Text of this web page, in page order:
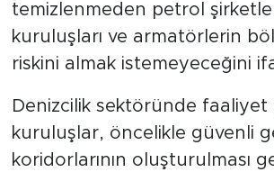
temizlenmeden petrol
kuruluşları ve armatörlerin
riskini almak istemeyeceğini
Denizcilik sektöründe faaliyet
kuruluşlar, öncelikle güvenli
koridorlarının oluşturulması